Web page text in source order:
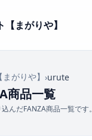
まがりや】
がりや】 ›urute
商品一覧
んだFANZA商品一覧です。